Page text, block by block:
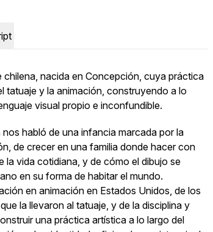
chilena, nacida en Concepción, cuya práctica
tatuaje y la animación, construyendo a lo
visual propio e inconfundible.
habló de una infancia marcada por la
de crecer en una familia donde hacer con
la vida cotidiana, y de cómo el dibujo se
en su forma de habitar el mundo.
en animación en Estados Unidos, de los
la llevaron al tatuaje, y de la disciplina y
una práctica artística a lo largo del